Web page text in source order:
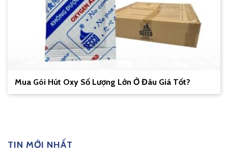
Mua Gói Hút Oxy Số Lượng Lớn Ở Đâu Giá Tốt?
TIN MỚI NHẤT